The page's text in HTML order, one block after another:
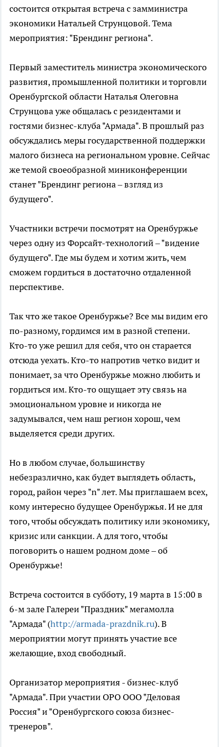
состоится открытая встреча с замминистра
экономики Натальей Струнцовой. Тема
мероприятия: "Брендинг региона".
Первый заместитель министра экономического
развития, промышленной политики и торговли
Оренбургской области Наталья Олеговна
Струнцова уже общалась с резидентами и
гостями бизнес-клуба "Армада". В прошлый раз
обсуждались меры государственной поддержки
малого бизнеса на региональном уровне. Сейчас
же темой своеобразной миниконференции
станет "Брендинг региона – взгляд из
будущего".
Участники встречи посмотрят на Оренбуржье
через одну из Форсайт-технологий – "видение
будущего". Где мы будем и хотим жить, чем
сможем гордиться в достаточно отдаленной
перспективе.
Так что же такое Оренбуржье? Все мы видим его
по-разному, гордимся им в разной степени.
Кто-то уже решил для себя, что он старается
отсюда уехать. Кто-то напротив четко видит и
понимает, за что Оренбуржье можно любить и
гордиться им. Кто-то ощущает эту связь на
эмоциональном уровне и никогда не
задумывался, чем наш регион хорош, чем
выделяется среди других.
Но в любом случае, большинству
небезразлично, как будет выглядеть область,
город, район через "n" лет. Мы приглашаем всех,
кому интересно будущее Оренбуржья. И не для
того, чтобы обсуждать политику или экономику,
кризис или санкции. А для того, чтобы
поговорить о нашем родном доме – об
Оренбуржье!
Встреча состоится в субботу, 19 марта в 15:00 в
6-м зале Галереи "Праздник" мегамолла
"Армада" (http://armada-prazdnik.ru). В
мероприятии могут принять участие все
желающие, вход свободный.
Организатор мероприятия - бизнес-клуб
"Армада". При участии ОРО ООО "Деловая
Россия" и "Оренбургского союза бизнес-
тренеров".